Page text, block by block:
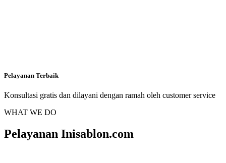
Pelayanan Terbaik
Konsultasi gratis dan dilayani dengan ramah oleh customer service
WHAT WE DO
Pelayanan Inisablon.com